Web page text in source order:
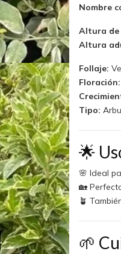
Nombre
Altura de
Altura
Follaje:
Floración:
Tipo:
🌟
🌸 Ideal
🏡
🪴
🌱